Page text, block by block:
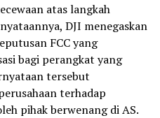
atas langkah
DJI menegaskan
FCC yang
bagi perangkat yang
tersebut
terhadap
pihak berwenang di AS.